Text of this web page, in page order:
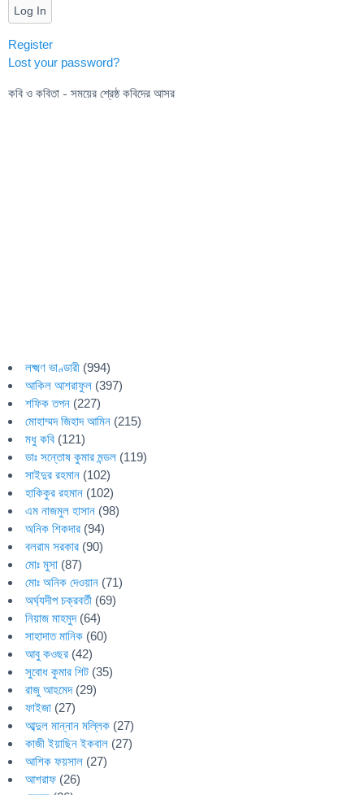
Log In
Register
Lost your password?
কবি ও কবিতা - সময়ের শ্রেষ্ঠ কবিদের আসর
লক্ষ্মণ ভাণ্ডারী (994)
আকিল আশরাফুল (397)
শফিক তপন (227)
মোহাম্মদ জিহাদ আমিন (215)
মধু কবি (121)
ডাঃ সন্তোষ কুমার মন্ডল (119)
সাইদুর রহমান (102)
হাকিকুর রহমান (102)
এম নাজমুল হাসান (98)
অনিক শিকদার (94)
বলরাম সরকার (90)
মোঃ মুসা (87)
মোঃ অনিক দেওয়ান (71)
অর্ঘ্যদীপ চক্রবর্তী (69)
নিয়াজ মাহমুদ(64)
সাহাদাত মানিক (60)
আবু কওছর (42)
সুবোধ কুমার শিট (35)
রাজু আহমেদ(29)
ফাইজা (27)
আব্দুল মান্নান মল্লিক (27)
কাজী ইয়াছিন ইকবাল (27)
আশিক ফয়সাল (27)
আশরাফ (26)